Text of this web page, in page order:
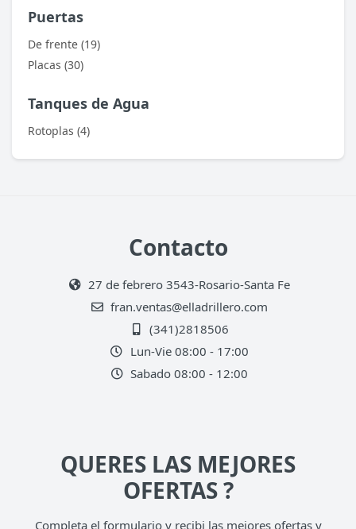
Puertas
De frente (19)
Placas (30)
Tanques de Agua
Rotoplas (4)
Contacto
27 de febrero 3543-Rosario-Santa Fe
fran.ventas@elladrillero.com
(341)2818506
Lun-Vie 08:00 - 17:00
Sabado 08:00 - 12:00
QUERES LAS MEJORES
OFERTAS ?
Completa el formulario y recibi las mejores ofertas y